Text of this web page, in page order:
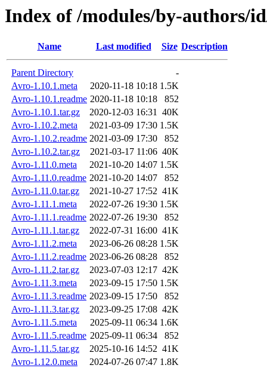
Index of /modules/by-authors/
Name Last modified Size Description
Parent Directory
-
Avro-1.10.1.meta
2020-11-18 10:18 1.5K
Avro-1.10.1.readme 2020-11-18 10:18
852
Avro-1.10.1.tar.gz
2020-12-03 16:31 40K
Avro-1.10.2.meta
2021-03-09 17:30 1.5K
Avro-1.10.2.readme 2021-03-09 17:30
852
Avro-1.10.2.tar.gz
2021-03-17 11:06 40K
Avro-1.11.0.meta
2021-10-20 14:07 1.5K
Avro-1.11.0.readme 2021-10-20 14:07
852
Avro-1.11.0.tar.gz
2021-10-27 17:52 41K
Avro-1.11.1.meta
2022-07-26 19:30 1.5K
Avro-1.11.1.readme 2022-07-26 19:30
852
Avro-1.11.1.tar.gz
2022-07-31 16:00 41K
Avro-1.11.2.meta
2023-06-26 08:28 1.5K
Avro-1.11.2.readme 2023-06-26 08:28
852
Avro-1.11.2.tar.gz
2023-07-03 12:17 42K
Avro-1.11.3.meta
2023-09-15 17:50 1.5K
Avro-1.11.3.readme 2023-09-15 17:50
852
Avro-1.11.3.tar.gz
2023-09-25 17:08 42K
Avro-1.11.5.meta
2025-09-11 06:34 1.6K
Avro-1.11.5.readme 2025-09-11 06:34
852
Avro-1.11.5.tar.gz
2025-10-16 14:52 41K
Avro-1.12.0.meta
2024-07-26 07:47 1.8K